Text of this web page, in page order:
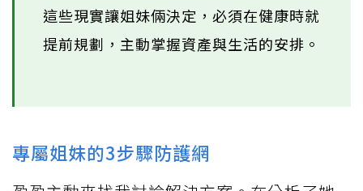
這些現實讓姐妹倆決定，必須在健康時就
提前規劃，主動掌握資產與生活的安排。
專屬姐妹的3步驟防護網